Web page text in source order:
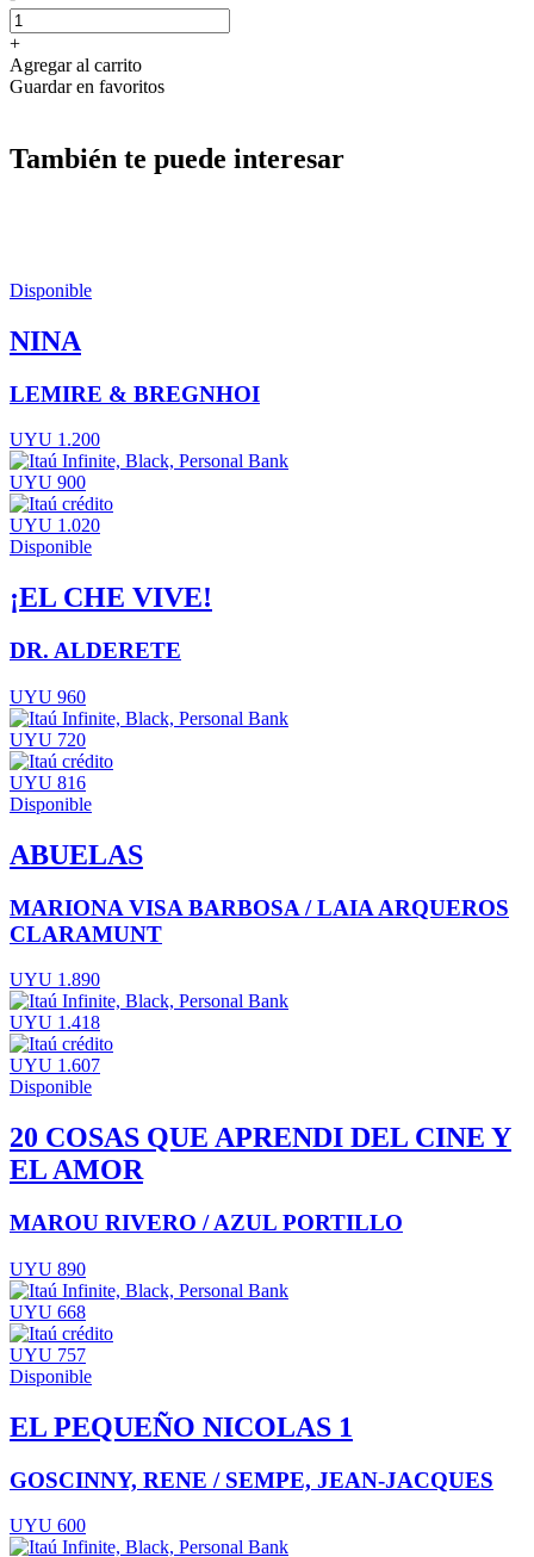
+
Agregar al carrito
Guardar en favoritos
También te puede interesar
Disponible
NINA
LEMIRE & BREGNHOI
UYU 1.200
UYU 900
UYU 1.020
Disponible
¡EL CHE VIVE!
DR. ALDERETE
UYU 960
UYU 720
UYU 816
Disponible
ABUELAS
MARIONA VISA BARBOSA / LAIA ARQUEROS
CLARAMUNT
UYU 1.890
UYU 1.418
UYU 1.607
Disponible
20 COSAS QUE APRENDI DEL CINE Y
EL AMOR
MAROU RIVERO / AZUL PORTILLO
UYU 890
UYU 668
UYU 757
Disponible
EL PEQUEÑO NICOLAS 1
GOSCINNY, RENE / SEMPE, JEAN-JACQUES
UYU 600